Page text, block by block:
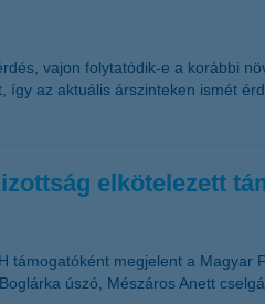
vajon folytatódik-e a korábbi
az aktuális árszinteken ismét
elkötelezett
megjelent a Magyar
úszó, Mészáros Anett